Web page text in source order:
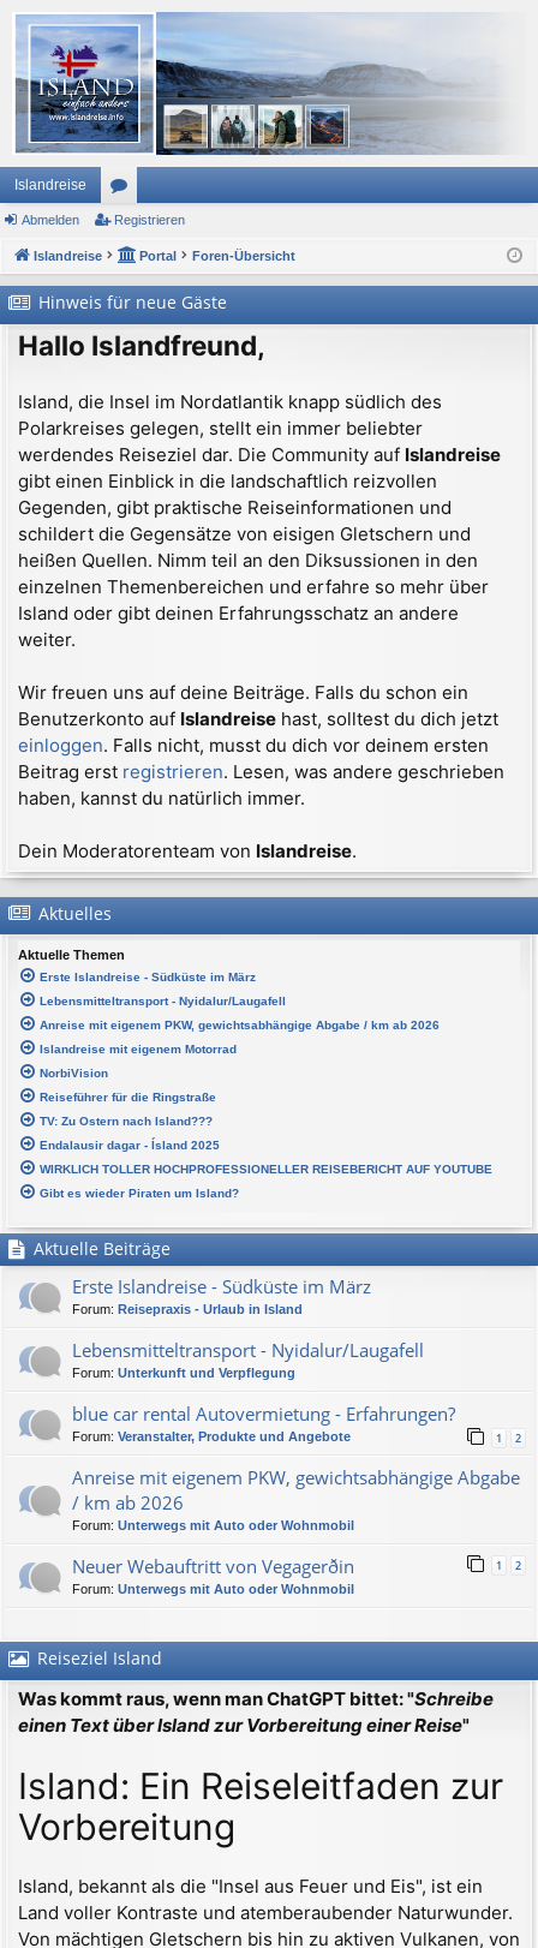
Islandreise
or
en
Abmelden Registrieren
Islandreise Portal Foren-Übersicht
Hinweis für neue Gäste
Hallo Islandfreund,
Island, die Insel im Nordatlantik knapp südlich des
Polarkreises gelegen, stellt ein immer beliebter
werdendes Reiseziel dar. Die Community auf Islandreise
gibt einen Einblick in die landschaftlich reizvollen
Gegenden, gibt praktische Reiseinformationen und
schildert die Gegensätze von eisigen Gletschern und
heißen Quellen. Nimm teil an den Diksussionen in den
einzelnen Themenbereichen und erfahre so mehr über
Island oder gibt deinen Erfahrungsschatz an andere
weiter.
Wir freuen uns auf deine Beiträge. Falls du schon ein
Benutzerkonto auf Islandreise hast, solltest du dich jetzt
einloggen. Falls nicht, musst du dich vor deinem ersten
Beitrag erst registrieren. Lesen, was andere geschrieben
haben, kannst du natürlich immer.
Dein Moderatorenteam von Islandreise.
Aktuelles
Aktuelle Themen
Erste Islandreise - Südküste im März
Lebensmitteltransport - Nyidalur/Laugafell
Anreise mit eigenem PKW, gewichtsabhängige Abgabe / km ab 2026
Islandreise mit eigenem Motorrad
NorbiVision
Reiseführer für die Ringstraße
TV: Zu Ostern nach Island???
Endalausir dagar - Ísland 2025
WIRKLICH TOLLER HOCHPROFESSIONELLER REISEBERICHT AUF YOUTUBE
Gibt es wieder Piraten um Island?
Aktuelle Beiträge
Erste Islandreise - Südküste im März
Forum: Reisepraxis - Urlaub in Island
Lebensmitteltransport - Nyidalur/Laugafell
Forum: Unterkunft und Verpflegung
blue car rental Autovermietung - Erfahrungen?
1 2
Forum: Veranstalter, Produkte und Angebote
Anreise mit eigenem PKW, gewichtsabhängige Abgabe
/ km ab 2026
Forum: Unterwegs mit Auto oder Wohnmobil
Neuer Webauftritt von Vegagerðin 1 2
Forum: Unterwegs mit Auto oder Wohnmobil
Reiseziel Island
Was kommt raus, wenn man ChatGPT bittet: "Schreibe
einen Text über Island zur Vorbereitung einer Reise"
Island: Ein Reiseleitfaden zur
Vorbereitung
Island, bekannt als die "Insel aus Feuer und Eis", ist ein
Land voller Kontraste und atemberaubender Naturwunder.
Von mächtigen Gletschern bis hin zu aktiven Vulkanen, von